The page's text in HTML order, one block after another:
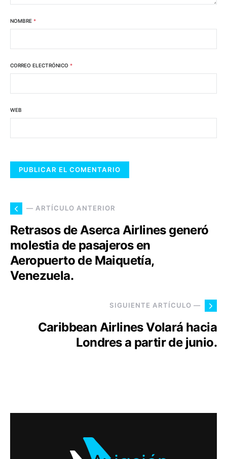
NOMBRE *
CORREO ELECTRÓNICO *
WEB
— ARTÍCULO ANTERIOR
Retrasos de Aserca Airlines generó
molestia de pasajeros en
Aeropuerto de Maiquetía,
Venezuela.
SIGUIENTE ARTÍCULO —
Caribbean Airlines Volará hacia
Londres a partir de junio.